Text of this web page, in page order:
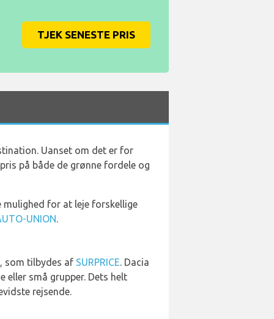
TJEK SENESTE PRIS
Uanset om det er for
på både de grønne fordele og
mulighed for at leje forskellige
UNION.
som tilbydes af SURPRICE. Dacia
eller små grupper. Dets helt
rejsende.